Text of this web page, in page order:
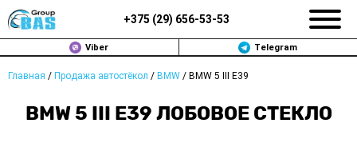
+375 (29) 656-53-53
Viber Telegram
Главная / Продажа автостёкол / BMW / BMW 5 III E39
BMW 5 III E39 ЛОБОВОЕ СТЕКЛО
ЗАМЕНА АВТОСТЕКОЛ В МИНСКЕ
ПРОДАЖА АВТОСТЁКОЛ